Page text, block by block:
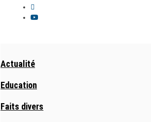
Actualité
Education
Faits divers